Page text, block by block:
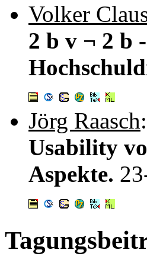
Volker
2 b v ¬ 2 b
Jörg Raasch:
Usability
Aspekte.